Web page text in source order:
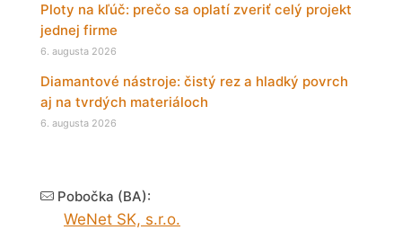
Ploty na kľúč: prečo sa oplatí zveriť celý projekt
jednej firme
6. augusta 2026
Diamantové nástroje: čistý rez a hladký povrch
aj na tvrdých materiáloch
6. augusta 2026
Pobočka (BA):
WeNet SK, s.r.o.